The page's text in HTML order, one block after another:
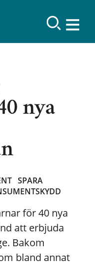
nya
SPARA
för 40 nya
att erbjuda
Bakom
bland annat